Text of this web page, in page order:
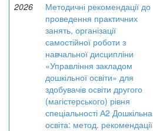
2026
Методичні рекомендації до
проведення практичних
занять, організації
самостійної роботи з
навчальної дисципліни
«Управління закладом
дошкільної освіти» для
здобувачів освіти другого
(магістерського) рівня
спеціальності А2 Дошкільна
освіта: метод. рекомендації